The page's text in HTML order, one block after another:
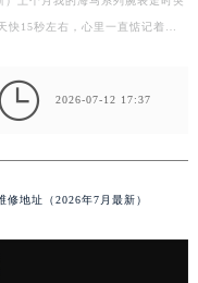
快15秒左右，心里一直惦记着要
2026-07-12 17:37
地址（2026年7月最新）